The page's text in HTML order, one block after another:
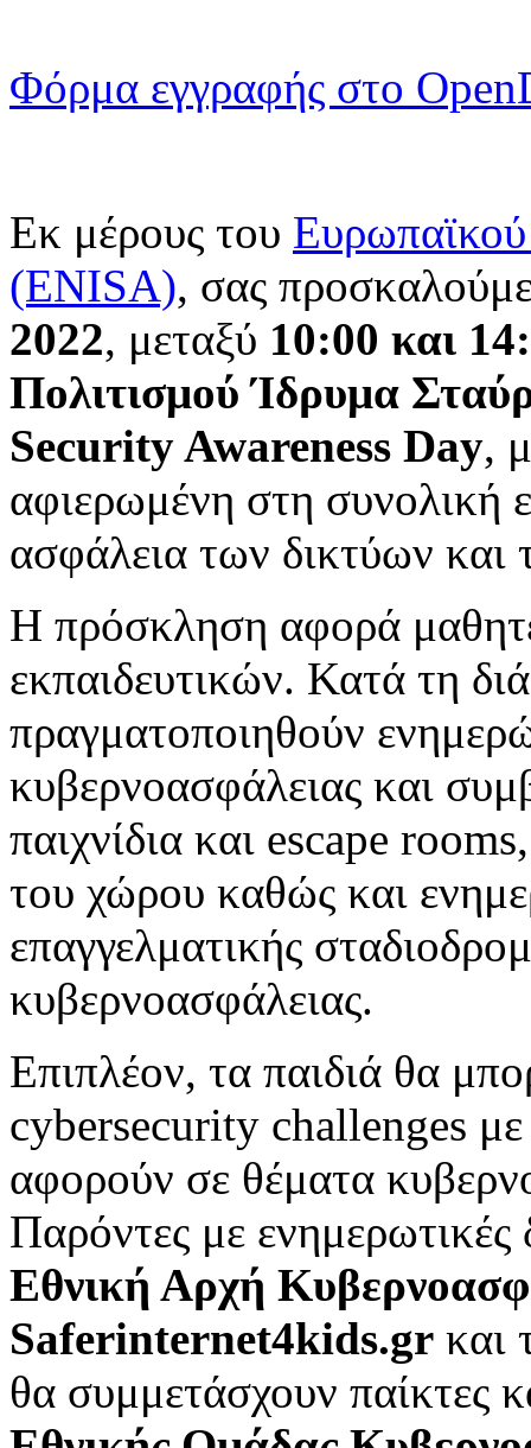
Φόρμα εγγραφής στο
Εκ μέρους του
(ENISA), σας
2022, μεταξύ 10:00 και
Πολιτισμού Ίδρυμα
Security Awareness Day,
αφιερωμένη στη συνολική
ασφάλεια των δικτύων
Η πρόσκληση αφορά
εκπαιδευτικών. Κατά τη
πραγματοποιηθούν
κυβερνοασφάλειας και
παιχνίδια και escape
του χώρου καθώς και
επαγγελματικής
κυβερνοασφάλειας.
Επιπλέον, τα παιδιά θα
cybersecurity challenges
αφορούν σε θέματα
Παρόντες με ενημερωτικές
Εθνική Αρχή
Saferinternet4kids.gr και
θα συμμετάσχουν παίκτες